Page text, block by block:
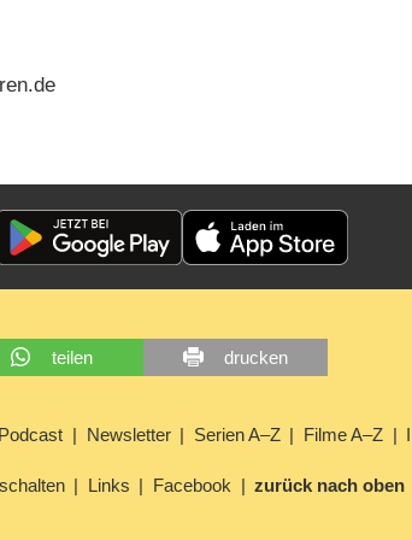
teilen drucken
Newsletter Serien A–Z Filme A–Z
Links Facebook zurück nach oben